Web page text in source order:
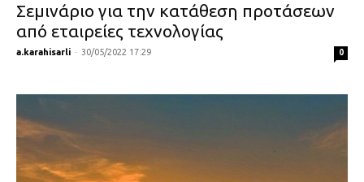
Σεμινάριο για την κατάθεση προτάσεων
από εταιρείες τεχνολογίας
a.karahisarli - 30/05/2022 17:29 0